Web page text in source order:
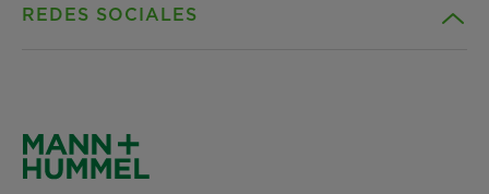
Localizaciones
Declaración de privacidad
REDES SOCIALES
Instagram